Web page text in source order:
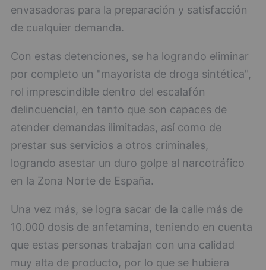
envasadoras para la preparación y satisfacción
de cualquier demanda.
Con estas detenciones, se ha logrando eliminar
por completo un "mayorista de droga sintética",
rol imprescindible dentro del escalafón
delincuencial, en tanto que son capaces de
atender demandas ilimitadas, así como de
prestar sus servicios a otros criminales,
logrando asestar un duro golpe al narcotráfico
en la Zona Norte de España.
Una vez más, se logra sacar de la calle más de
10.000 dosis de anfetamina, teniendo en cuenta
que estas personas trabajan con una calidad
muy alta de producto, por lo que se hubiera